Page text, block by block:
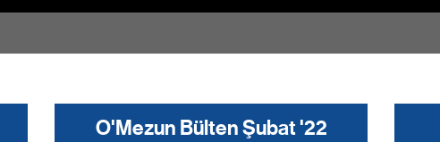
O'Mezun Bülten Şubat '22